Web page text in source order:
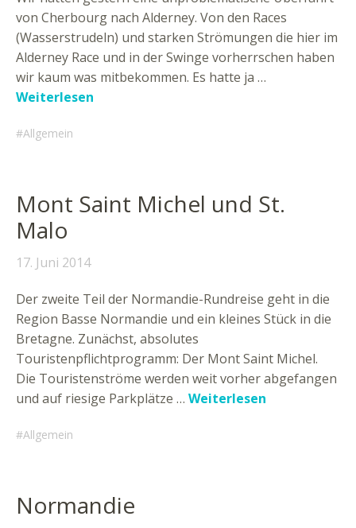
von Cherbourg nach Alderney. Von den Races
(Wasserstrudeln) und starken Strömungen die hier im
Alderney Race und in der Swinge vorherrschen haben
wir kaum was mitbekommen. Es hatte ja …
Weiterlesen
Allgemein
Mont Saint Michel und St.
Malo
17. Juni 2014
Der zweite Teil der Normandie-Rundreise geht in die
Region Basse Normandie und ein kleines Stück in die
Bretagne. Zunächst, absolutes
Touristenpflichtprogramm: Der Mont Saint Michel.
Die Touristenströme werden weit vorher abgefangen
und auf riesige Parkplätze … Weiterlesen
Allgemein
Normandie